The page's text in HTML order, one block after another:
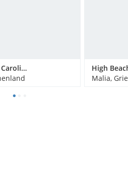
allsun Hotel Carolina Sun Beach
High
Malia,